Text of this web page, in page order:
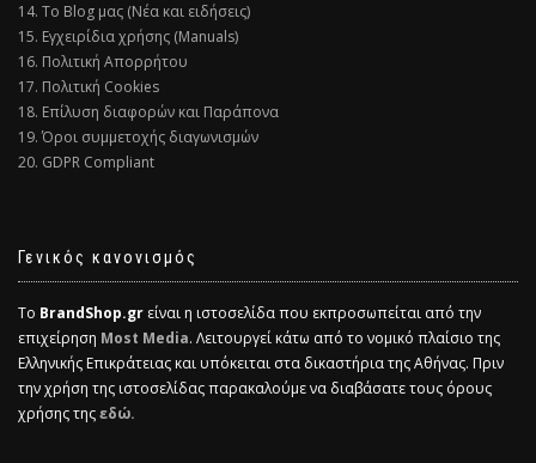
14. Το Blog μας (Νέα και ειδήσεις)
15. Εγχειρίδια χρήσης (Manuals)
16. Πολιτική Απορρήτου
17. Πολιτική Cookies
18. Επίλυση διαφορών και Παράπονα
19. Όροι συμμετοχής διαγωνισμών
20. GDPR Compliant
Γενικός κανονισμός
Το BrandShop.gr είναι η ιστοσελίδα που εκπροσωπείται από την
επιχείρηση Most Media. Λειτουργεί κάτω από το νομικό πλαίσιο της
Ελληνικής Επικράτειας και υπόκειται στα δικαστήρια της Αθήνας. Πριν
την χρήση της ιστοσελίδας παρακαλούμε να διαβάσατε τους όρους
χρήσης τηςεδώ.